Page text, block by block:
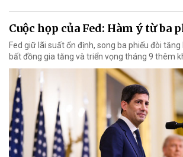
Cuộc họp của Fed: Hàm ý từ ba
Fed giữ lãi suất ổn định, song ba phiếu đòi
bất đồng gia tăng và triển vọng tháng 9 thêm